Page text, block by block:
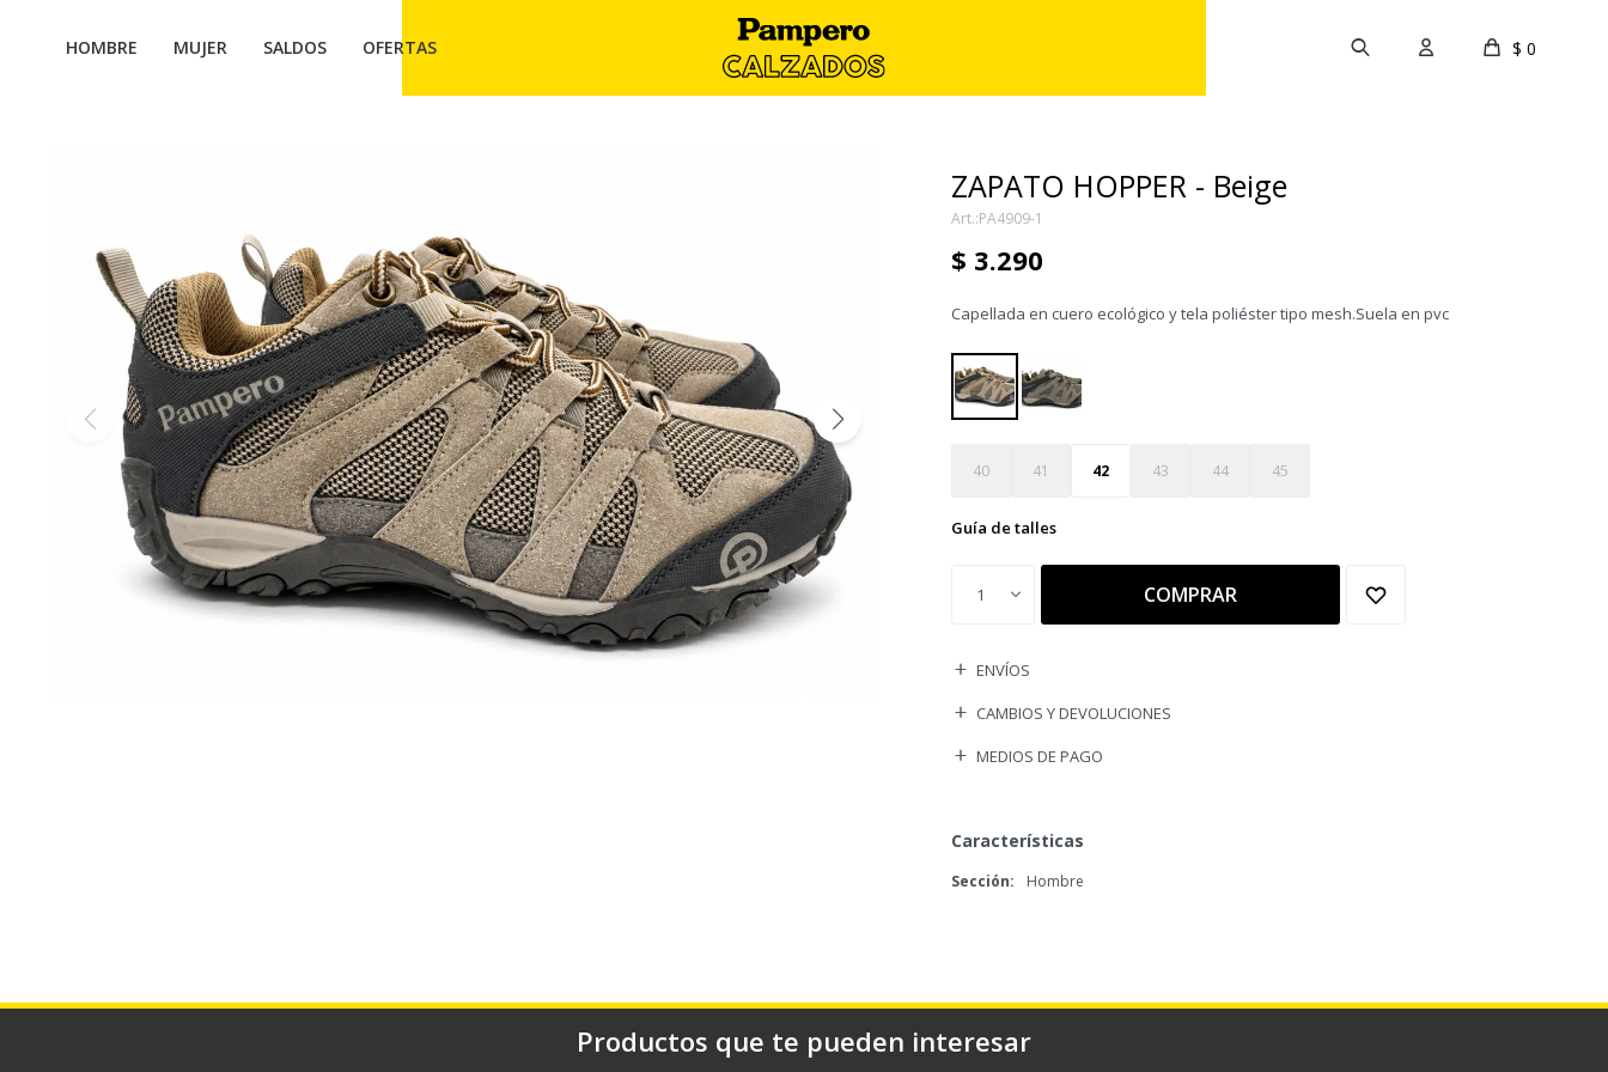
HOMBRE MUJER SALDOS OFERTAS $ 0
ZAPATO HOPPER - Beige
PA4909-1
$ 3.290
Capellada en cuero ecológico y tela poliéster tipo mesh.Suela en pvc
40 41 42 43 44 45
Guía de talles
1 COMPRAR
ENVÍOS
CAMBIOS Y DEVOLUCIONES
MEDIOS DE PAGO
Características
Sección Hombre
Productos que te pueden interesar